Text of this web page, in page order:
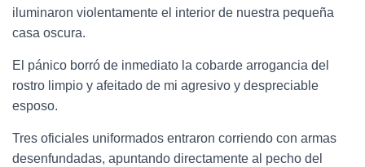
iluminaron violentamente el interior de nuestra pequeña
casa oscura.
El pánico borró de inmediato la cobarde arrogancia del
rostro limpio y afeitado de mi agresivo y despreciable
esposo.
Tres oficiales uniformados entraron corriendo con armas
desenfundadas, apuntando directamente al pecho del